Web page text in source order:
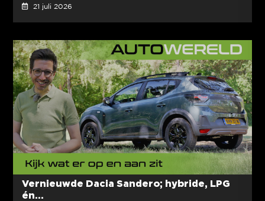
21 juli 2026
Vernieuwde Dacia Sandero; hybride, LPG
én...